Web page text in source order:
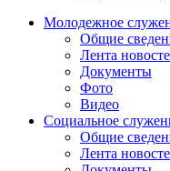
Молодежное
Общие
Лента
Документы
Фото
Видео
Социальное
Общие
Лента